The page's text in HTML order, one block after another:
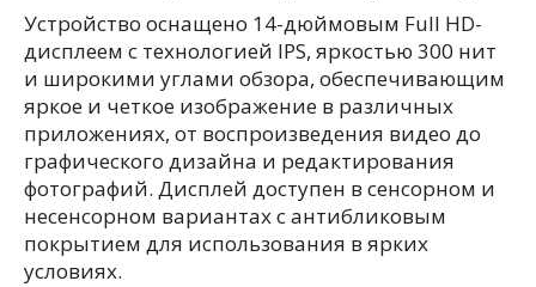
Устройство оснащено 14-дюймовым Full HD-
дисплеем с технологией IPS, яркостью 300 нит
и широкими углами обзора, обеспечивающим
яркое и четкое изображение в различных
приложениях, от воспроизведения видео до
графического дизайна и редактирования
фотографий. Дисплей доступен в сенсорном и
несенсорном вариантах с антибликовым
покрытием для использования в ярких
условиях.